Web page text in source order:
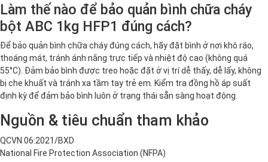
Làm thế nào để bảo quản bình chữa cháy
bột ABC 1kg HFP1 đúng cách?
Để bảo quản bình chữa cháy đúng cách, hãy đặt bình ở nơi khô ráo,
thoáng mát, tránh ánh nắng trực tiếp và nhiệt độ cao (không quá
55°C). Đảm bảo bình được treo hoặc đặt ở vị trí dễ thấy, dễ lấy, không
bị che khuất và tránh xa tầm tay trẻ em. Kiểm tra đồng hồ áp suất
định kỳ để đảm bảo bình luôn ở trạng thái sẵn sàng hoạt động.
Nguồn & tiêu chuẩn tham khảo
QCVN 06:2021/BXD
National Fire Protection Association (NFPA)